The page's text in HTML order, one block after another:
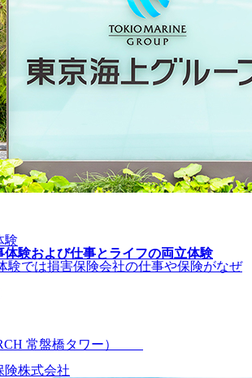
験
体験および仕事とライフの両立体験
験では損害保険会社の仕事や保険がなぜ
常盤橋タワー）
険株式会社